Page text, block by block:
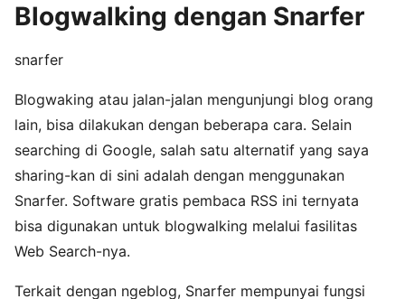
Blogwalking dengan Snarfer
snarfer
Blogwaking atau jalan-jalan mengunjungi blog orang
lain, bisa dilakukan dengan beberapa cara. Selain
searching di Google, salah satu alternatif yang saya
sharing-kan di sini adalah dengan menggunakan
Snarfer. Software gratis pembaca RSS ini ternyata
bisa digunakan untuk blogwalking melalui fasilitas
Web Search-nya.
Terkait dengan ngeblog, Snarfer mempunyai fungsi